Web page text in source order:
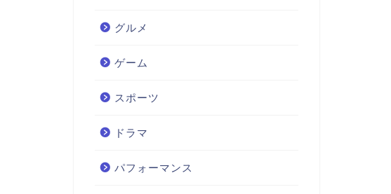
グルメ
ゲーム
スポーツ
ドラマ
パフォーマンス